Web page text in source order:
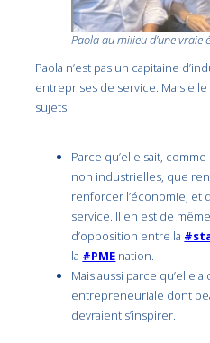
Paola au milieu d’une vraie
Paola n’est pas un capitaine
entreprises de service. Mais
sujets.
Parce qu’elle sait,
non industrielles, que
renforcer l’économie, et
service. Il en est de
d’opposition entre la
la #PME nation.
Mais aussi parce qu’elle
entrepreneuriale dont
devraient s’inspirer.